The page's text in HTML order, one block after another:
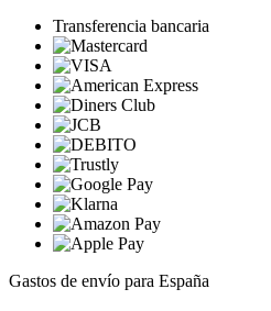
Transferencia bancaria
Gastos de envío para España